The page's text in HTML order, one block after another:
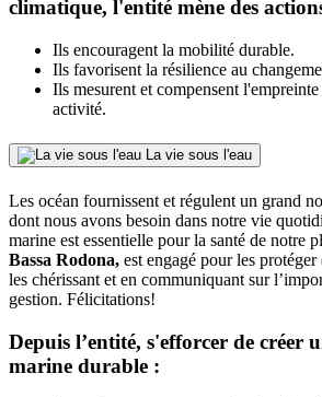
climatique, l'entité mène des
Ils encouragent la mobilité durable.
Ils favorisent la résilience au
Ils mesurent et compensent
activité.
La vie sous l'eau
Les océan fournissent et régulent un grand
dont nous avons besoin dans notre vie
marine est essentielle pour la santé de notre
Bassa Rodona, est engagé pour les
les chérissant et en communiquant sur
gestion. Félicitations!
Depuis l’entité, s'efforcer de créer
marine durable :